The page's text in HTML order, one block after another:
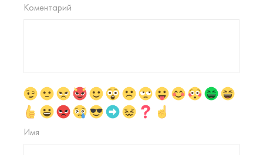
Коментарий
Имя